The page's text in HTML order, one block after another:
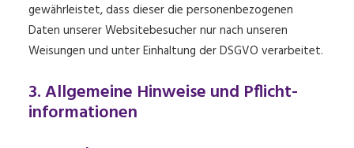
gewährleistet, dass dieser die personenbezogenen
Daten unserer Websitebesucher nur nach unseren
Weisungen und unter Einhaltung der DSGVO verarbeitet.
3. Allgemeine Hinweise und Pflicht­
informationen